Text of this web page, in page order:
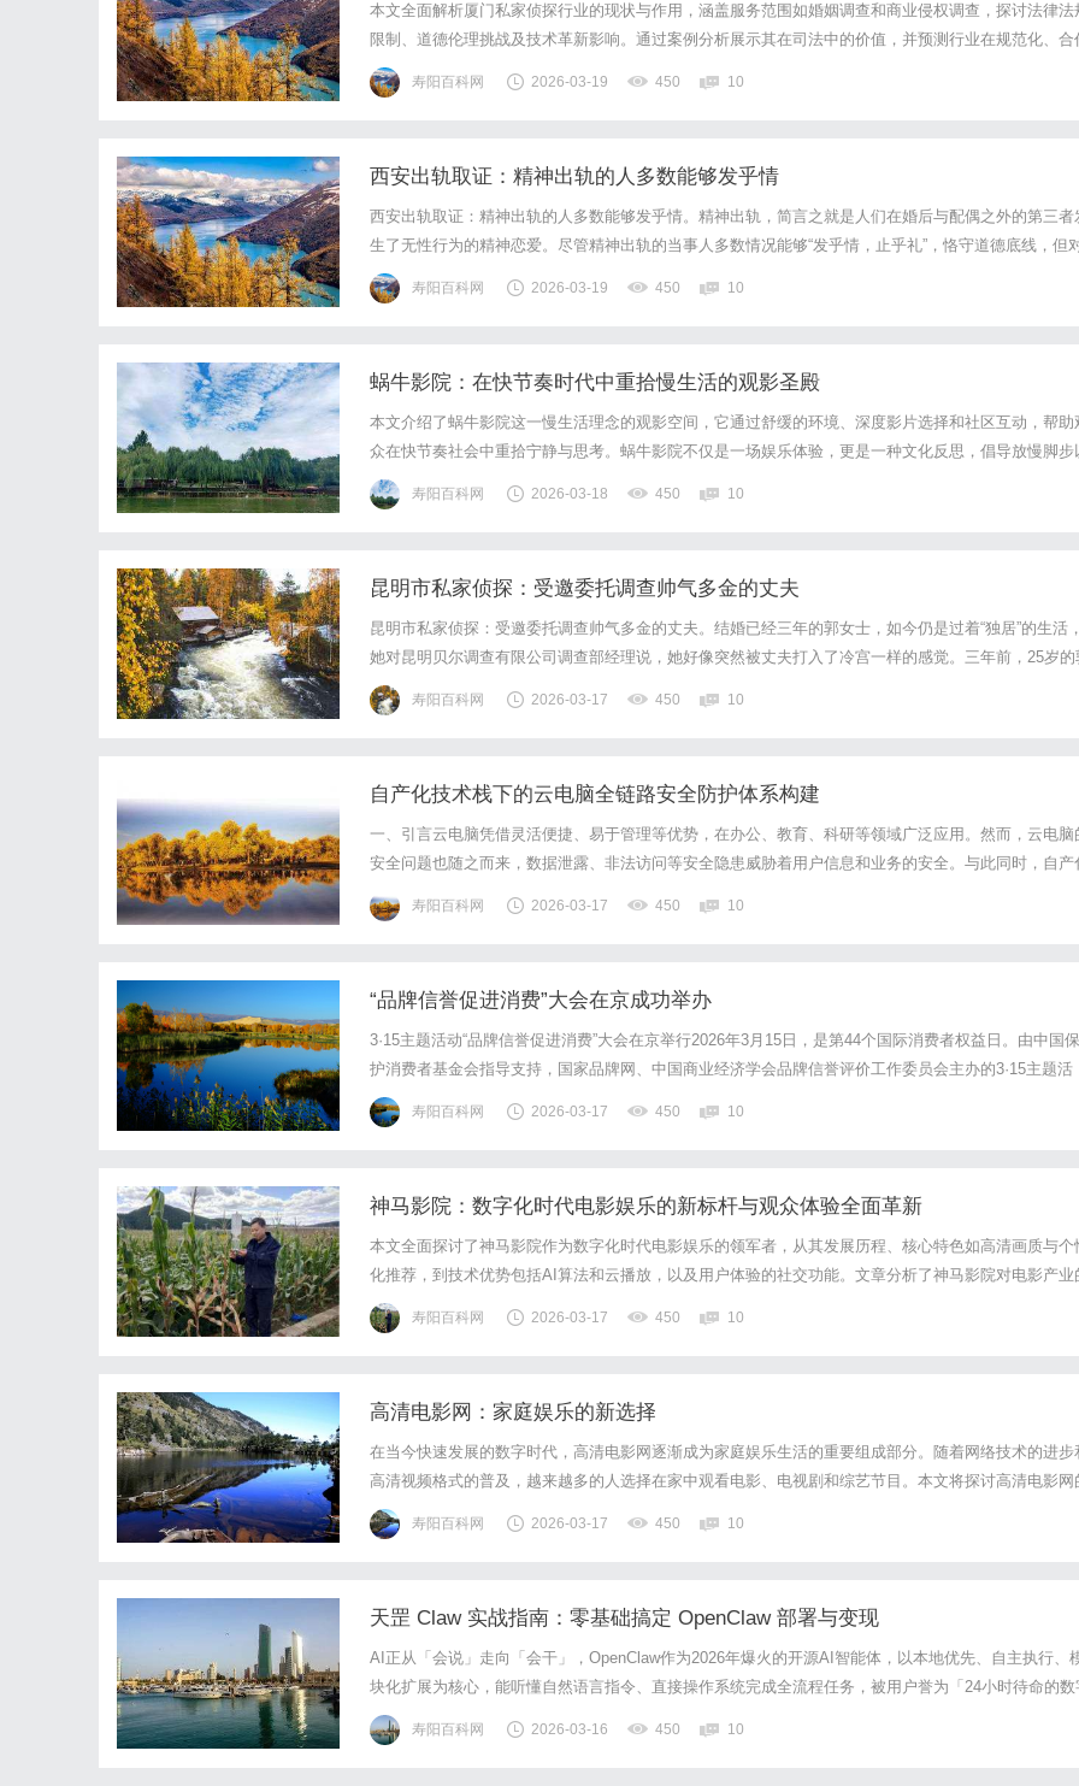
本文全面解析厦门私家侦探行业的现状与作用，涵盖服务范围如婚姻调查和商业侵权调查，探讨法律法
限制、道德伦理挑战及技术革新影响。通过案例分析展示其在司法中的价值，并预测行业在规范化、合
化趋势下的可持续发展，强调其作为都市隐形守护者的社会意义。
寿阳百科网 2026-03-19 450 10
西安出轨取证：精神出轨的人多数能够发乎情
西安出轨取证：精神出轨的人多数能够发乎情。精神出轨，简言之就是人们在婚后与配偶之外的第三者
生了无性行为的精神恋爱。尽管精神出轨的当事人多数情况能够“发乎情，止乎礼”，恪守道德底线，但
婚姻造成的实质性伤害却丝毫不比肉体出轨小。面对婚姻和感情，人们往往在需要理性判断时冲动，需
感性处之时却又畏缩不前。比如理智上，人们依赖通过井然有序的婚姻生活获得稳定感。可是...
寿阳百科网 2026-03-19 450 10
蜗牛影院：在快节奏时代中重拾慢生活的观影圣殿
本文介绍了蜗牛影院这一慢生活理念的观影空间，它通过舒缓的环境、深度影片选择和社区互动，帮助
众在快节奏社会中重拾宁静与思考。蜗牛影院不仅是一场娱乐体验，更是一种文化反思，倡导放慢脚步
享受艺术的精髓。
寿阳百科网 2026-03-18 450 10
昆明市私家侦探：受邀委托调查帅气多金的丈夫
昆明市私家侦探：受邀委托调查帅气多金的丈夫。结婚已经三年的郭女士，如今仍是过着“独居”的生活，
她对昆明贝尔调查有限公司调查部经理说，她好像突然被丈夫打入了冷宫一样的感觉。三年前，25岁的
女士年轻漂亮，对爱情充满了憧憬，有一次参加朋友婚礼时认识了现在的丈夫夏先生，夏先生年轻英俊
家境殷实，郭女士很快就与之坠入了爱河。然而，婚后夏先生花心的一面慢慢暴露了出来。...
寿阳百科网 2026-03-17 450 10
自产化技术栈下的云电脑全链路安全防护体系构建
一、引言云电脑凭借灵活便捷、易于管理等优势，在办公、教育、科研等领域广泛应用。然而，云电脑
安全问题也随之而来，数据泄露、非法访问等安全隐患威胁着用户信息和业务的安全。与此同时，自产
体系，不仅能降低对外部技术的依赖，还能从底层到应用层全方位保障云电脑的安全性，增自主...
寿阳百科网 2026-03-17 450 10
“品牌信誉促进消费”大会在京成功举办
3·15主题活动“品牌信誉促进消费”大会在京举行2026年3月15日，是第44个国际消费者权益日。由中国保
护消费者基金会指导支持，国家品牌网、中国商业经济学会品牌信誉评价工作委员会主办的3·15主题活
动“品牌信誉促进消费”大会在北京中国大饭店隆重举行。受邀来自各界的嘉宾350人，会场座无虚席。受
邀来自民生领域的中国乡村发展协会、中国老区建设促进会、中国建筑材...
寿阳百科网 2026-03-17 450 10
神马影院：数字化时代电影娱乐的新标杆与观众体验全面革新
本文全面探讨了神马影院作为数字化时代电影娱乐的领军者，从其发展历程、核心特色如高清画质与个
化推荐，到技术优势包括AI算法和云播放，以及用户体验的社交功能。文章分析了神马影院对电影产业
深远影响，推动传统影院转型并促进内容多样性，并展望未来趋势如VR/AR融合和元宇宙应用。通过深
解析，揭示了神马影院如何重塑现代观影体验，成为观众喜爱的创新平台。
寿阳百科网 2026-03-17 450 10
高清电影网：家庭娱乐的新选择
在当今快速发展的数字时代，高清电影网逐渐成为家庭娱乐生活的重要组成部分。随着网络技术的进步
高清视频格式的普及，越来越多的人选择在家中观看电影、电视剧和综艺节目。本文将探讨高清电影网
优势、选择和未来趋势。首先，高清电影网的最大优势在于其提供的高画质和高清音效。传统的电视节
往往受到信号质量的限制，而高清电影网则通过网络流媒体技术，能够实现超清画质的播放。无...
寿阳百科网 2026-03-17 450 10
天罡 Claw 实战指南：零基础搞定 OpenClaw 部署与变现
AI正从「会说」走向「会干」，OpenClaw作为2026年爆火的开源AI智能体，以本地优先、自主执行、
块化扩展为核心，能听懂自然语言指令、直接操作系统完成全流程任务，被用户誉为「24小时待命的数
员工」，开源后GitHub星标快速突破20万，成为AIAgent领域标杆项目。但部署门槛高、安全配置易踩
坑、算力成本不透明，仍是多数人落地的核心阻碍。天罡智算深...
寿阳百科网 2026-03-16 450 10